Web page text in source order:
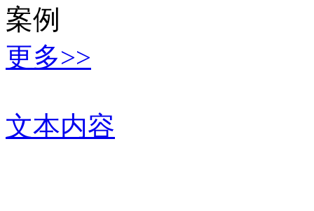
案例
更多>>
文本内容